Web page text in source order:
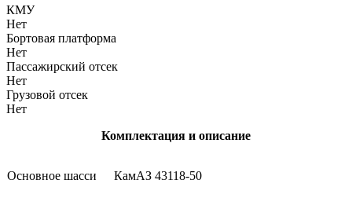
КМУ
Нет
Бортовая платформа
Нет
Пассажирский отсек
Нет
Грузовой отсек
Нет
Комплектация и описание
Основное шасси КамАЗ 43118-50